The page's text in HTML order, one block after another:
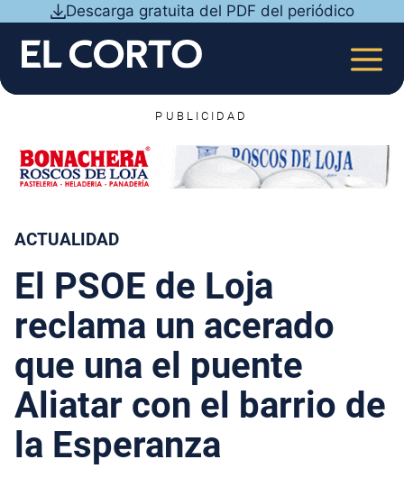
contenido
Descarga gratuita del PDF del periódico
PUBLICIDAD
ACTUALIDAD
El PSOE de Loja
reclama un acerado
que una el puente
Aliatar con el barrio de
la Esperanza